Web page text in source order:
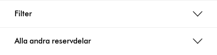
Filter
Alla andra reservdelar